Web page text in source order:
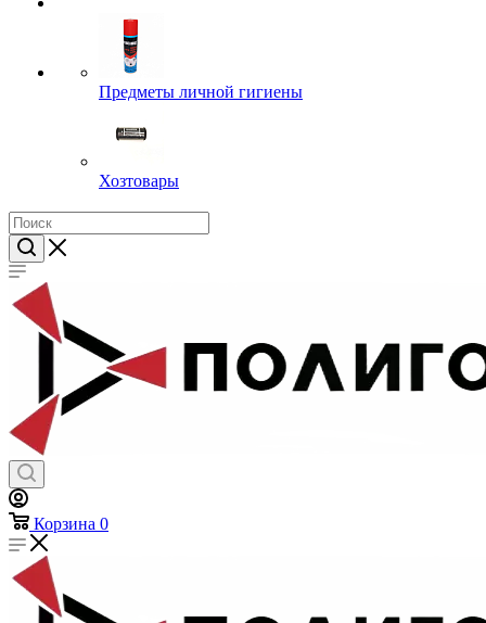
Предметы личной гигиены
Хозтовары
Корзина 0